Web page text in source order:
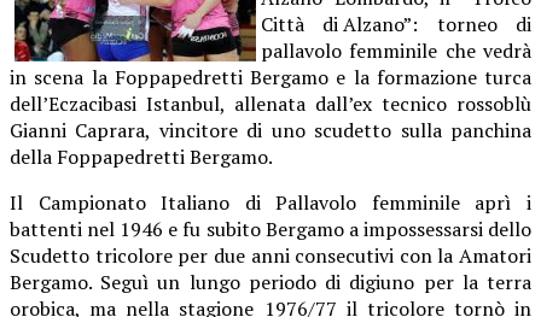
Città di Alzano”: torneo di
pallavolo femminile che vedrà
in scena la Foppapedretti Bergamo e la formazione turca
dell’Eczacibasi Istanbul, allenata dall’ex tecnico rossoblù
Gianni Caprara, vincitore di uno scudetto sulla panchina
della Foppapedretti Bergamo.
Il Campionato Italiano di Pallavolo femminile aprì i
battenti nel 1946 e fu subito Bergamo a impossessarsi dello
Scudetto tricolore per due anni consecutivi con la Amatori
Bergamo. Seguì un lungo periodo di digiuno per la terra
orobica, ma nella stagione 1976/77 il tricolore tornò in